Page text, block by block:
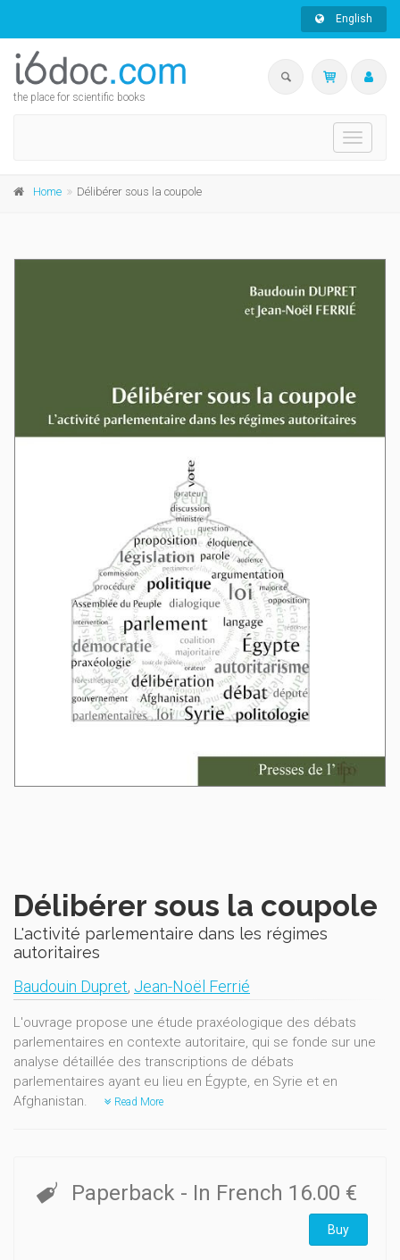
English
the place for scientific books
Toggle
Home Délibérer sous la coupole
Délibérer sous la coupole
L'activité parlementaire dans les régimes
autoritaires
Baudouin Dupret, Jean-Noël Ferrié
L'ouvrage propose une étude praxéologique des débats
parlementaires en contexte autoritaire, qui se fonde sur une
analyse détaillée des transcriptions de débats
parlementaires ayant eu lieu en Égypte, en Syrie et en
Afghanistan.
Read More
Paperback - In French 16.00 €
Buy